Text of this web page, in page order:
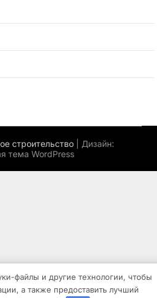
строительство
| Дизайн:
тема WordPress
файлы и другие технологии, чтобы
а также предоставить лучший